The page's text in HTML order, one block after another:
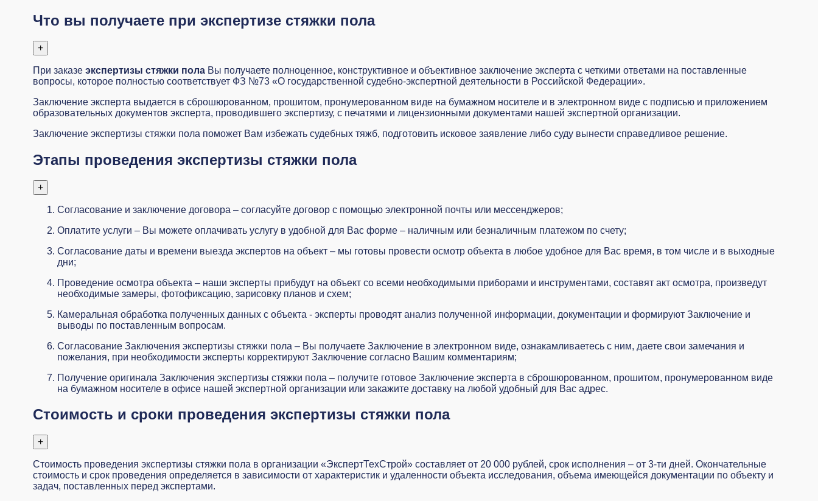
Что вы получаете при экспертизе стяжки пола
+
При заказеэкспертизы стяжки пола Вы получаете полноценное, конструктивное и объективное заключение эксперта с четкими ответами на поставленные
вопросы, которое полностью соответствует ФЗ №73 «О государственной судебно-экспертной деятельности в Российской Федерации».
Заключение эксперта выдается в сброшюрованном, прошитом, пронумерованном виде на бумажном носителе и в электронном виде с подписью и приложением
образовательных документов эксперта, проводившего экспертизу, с печатями и лицензионными документами нашей экспертной организации.
Заключение экспертизы стяжки пола поможет Вам избежать судебных тяжб, подготовить исковое заявление либо суду вынести справедливое решение.
Этапы проведения экспертизы стяжки пола
+
Согласование и заключение договора – согласуйте договор с помощью электронной почты или мессенджеров;
Оплатите услуги – Вы можете оплачивать услугу в удобной для Вас форме – наличным или безналичным платежом по счету;
Согласование даты и времени выезда экспертов на объект – мы готовы провести осмотр объекта в любое удобное для Вас время, в том числе и в выходные
дни;
Проведение осмотра объекта – наши эксперты прибудут на объект со всеми необходимыми приборами и инструментами, составят акт осмотра, произведут
необходимые замеры, фотофиксацию, зарисовку планов и схем;
Камеральная обработка полученных данных с объекта - эксперты проводят анализ полученной информации, документации и формируют Заключение и
выводы по поставленным вопросам.
Согласование Заключения экспертизы стяжки пола – Вы получаете Заключение в электронном виде, ознакамливаетесь с ним, даете свои замечания и
пожелания, при необходимости эксперты корректируют Заключение согласно Вашим комментариям;
Получение оригинала Заключения экспертизы стяжки пола – получите готовое Заключение эксперта в сброшюрованном, прошитом, пронумерованном виде
на бумажном носителе в офисе нашей экспертной организации или закажите доставку на любой удобный для Вас адрес.
Стоимость и сроки проведения экспертизы стяжки пола
+
Стоимость проведения экспертизы стяжки пола в организации «ЭкспертТехСтрой» составляет от 20 000 рублей, срок исполнения – от 3-ти дней. Окончательные
стоимость и срок проведения определяется в зависимости от характеристик и удаленности объекта исследования, объема имеющейся документации по объекту и
задач, поставленных перед экспертами.